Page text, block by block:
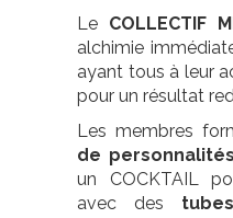
Le COLLECTIF
alchimie
ayant tous à leur
pour un résultat
Les membres
de personnalités
un COCKTAIL
avec des